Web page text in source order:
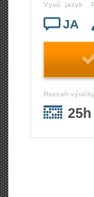
Vyuč. jazyk
JA
Rozsah
25h